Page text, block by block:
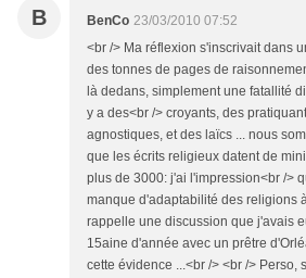
B BenCo 23/03/2010 07:52
<br /> Ma réflexion s'inscrivait dans
des tonnes de pages de
là dedans, simplement une fatallité
y a des<br /> croyants, des
agnostiques, et des laïcs ... nous
que les écrits religieux datent de
plus de 3000: j'ai l'impression<br />
manque d'adaptabilité des religions
rappelle une discussion que j'avais
15aine d'année avec un prêtre
cette évidence ...<br /> <br /> Perso,